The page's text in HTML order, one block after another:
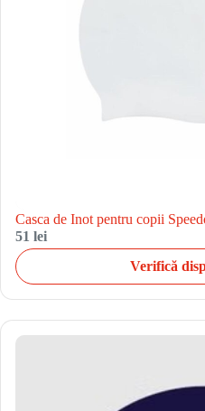
Casca de Inot pentru copii
51 lei
Verifică